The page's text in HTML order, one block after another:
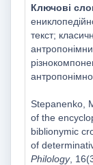
Ключові
текст;
Stepanenko,
of the
biblionymic
of
Philology,